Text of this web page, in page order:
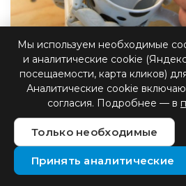
Как работает бионика
В мире современной
протезирование играет
восстановлении
улучшении качества жизни
Мы используем необходимые
и аналитические cookie
посещаемости, карта кликов)
Аналитические cookie
согласия. Подробнее — в
Только необходимые
Принять аналитические